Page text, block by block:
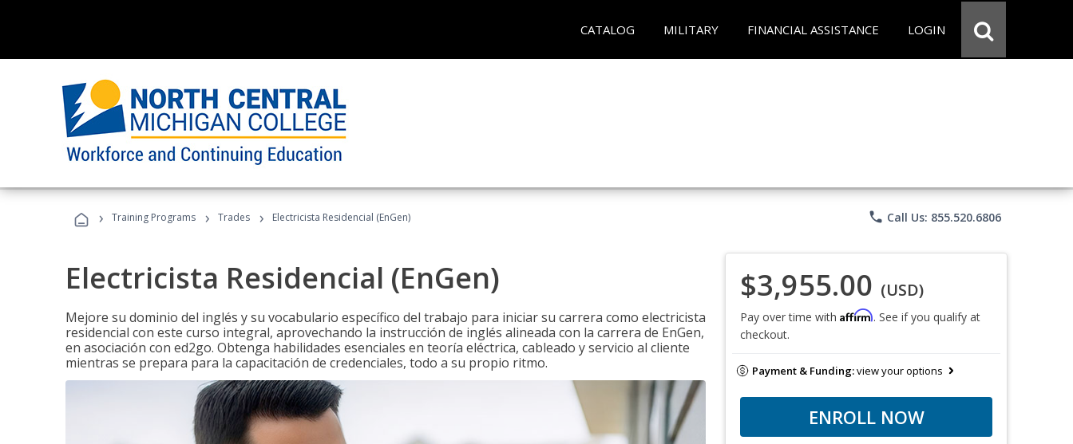
CATALOG MILITARY FINANCIAL ASSISTANCE LOGIN
› Training Programs › Trades › Electricista Residencial (EnGen) phone Call Us: 855.520.6806
Electricista Residencial (EnGen)
Mejore su dominio del inglés y su vocabulario específico del trabajo para iniciar su carrera como electricista
residencial con este curso integral, aprovechando la instrucción de inglés alineada con la carrera de EnGen,
en asociación con ed2go. Obtenga habilidades esenciales en teoría eléctrica, cableado y servicio al cliente
mientras se prepara para la capacitación de credenciales, todo a su propio ritmo.
$3,955.00 (USD)
Pay over time with Affirm. See if you qualify at
checkout.
Payment & Funding:view your options
ENROLL NOW